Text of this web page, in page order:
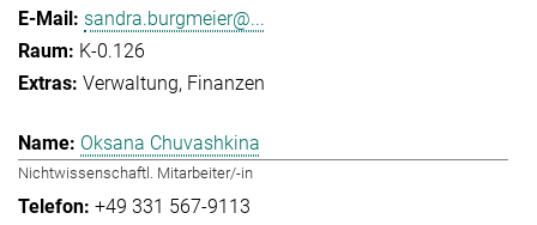
sandra.burgmeier@...
K-0.126
Verwaltung Finanzen
Oksana Chuvashkina
Nichtwissenschaftl. Mitarbeiter/-in
+49 331 567-9113